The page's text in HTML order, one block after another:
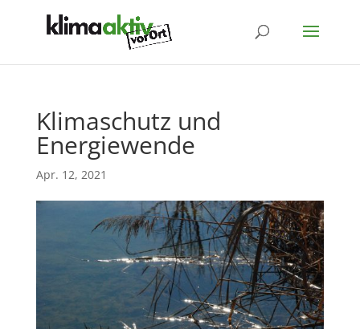
Klimaschutz und
Energiewende
Apr. 12, 2021